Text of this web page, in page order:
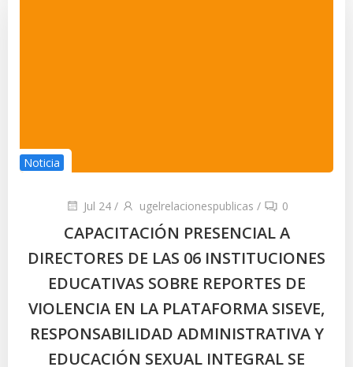
Noticia
Jul 24 / ugelrelacionespublicas / 0
CAPACITACIÓN PRESENCIAL A
DIRECTORES DE LAS 06 INSTITUCIONES
EDUCATIVAS SOBRE REPORTES DE
VIOLENCIA EN LA PLATAFORMA SISEVE,
RESPONSABILIDAD ADMINISTRATIVA Y
EDUCACIÓN SEXUAL INTEGRAL SE